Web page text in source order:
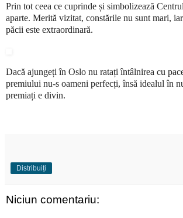
Prin tot ceea ce cuprinde și simbolizează
aparte. Merită vizitat, constările nu sunt mari,
păcii este extraordinară.
Dacă ajungeți în Oslo nu ratați întâlnirea cu
premiului nu-s oameni perfecți, însă idealul în
premiați e divin.
Distribuiți
Niciun comentariu: